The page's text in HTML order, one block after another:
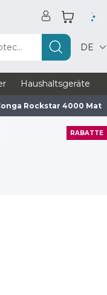
DE
Haushaltsgeräte
Rockstar 4000
RABATTE